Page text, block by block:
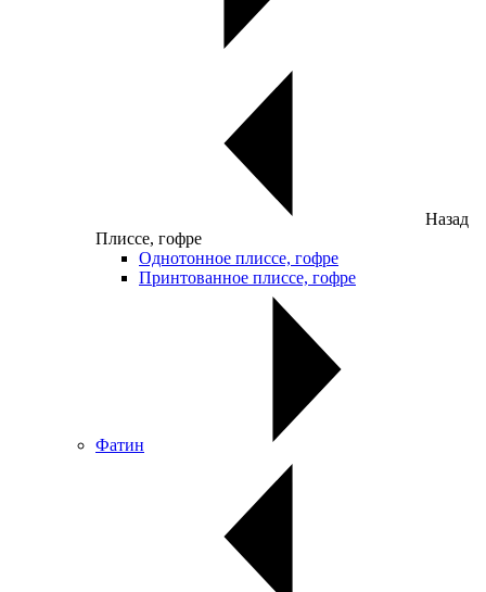
Назад
Плиссе, гофре
Однотонное плиссе, гофре
Принтованное плиссе, гофре
Фатин